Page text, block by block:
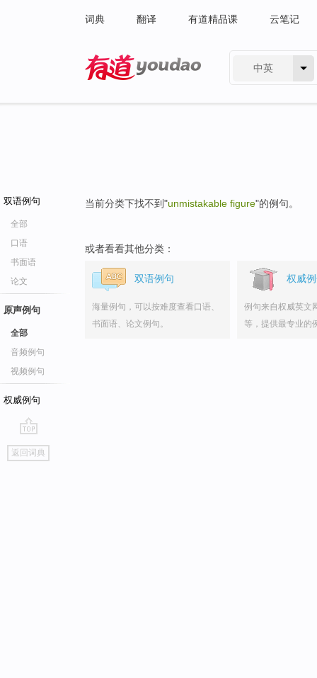
词典 翻译 有道精品课 云笔记
中英
双语例句
全部
口语
书面语
论文
原声例句
全部
音频例句
视频例句
权威例句
go
top
返回词典
当前分类下找不到"unmistakable figure"的例句。
或者看看其他分类：
双语例句
海量例句，可以按难度查看口语、
书面语、论文例句。
权威
例句来自权威英文
等，提供最专业的